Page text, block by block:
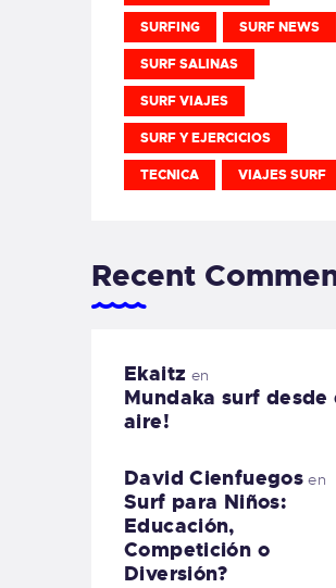
SURFING SURF NEWS
SURF SALINAS
SURF VIAJES
SURF Y EJERCICIOS
TECNICA VIAJES SURF
Recent
Ekaitz en
Mundaka surf desde
aire!
David Cienfuegos en
Surf para Niños:
Educación,
Competición o
Diversión?